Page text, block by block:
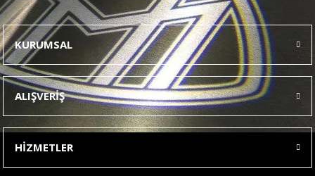
Bu ürünün fiyat bilgisi, resim, ürün açıklamalarında ve diğer
konularda yetersiz gördüğünüz noktaları öneri formunu kullanarak
tarafımıza iletebilirsiniz.
Görüş ve önerileriniz için teşekkür ederiz.
Ürün resmi kalitesiz, bozuk veya görüntülenemiyor.
Ürün açıklamasında eksik bilgiler bulunuyor.
Ürün bilgilerinde hatalar bulunuyor.
Ürün fiyatı diğer sitelerden daha pahalı.
Bu ürüne benzer farklı alternatifler olmalı.
KURUMSAL
ALIŞVERİŞ
HİZMETLER